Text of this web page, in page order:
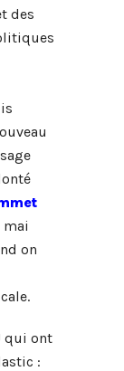
des
mai
on
qui ont
: